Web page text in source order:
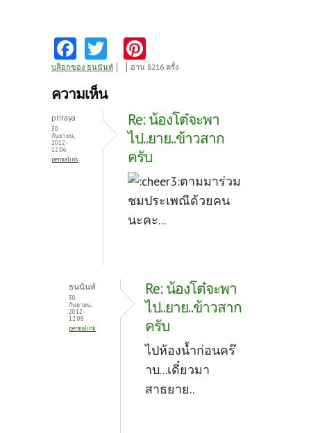
Fa
ce
b
k
w
itt
nt
es
t
บล็อกของ ธนนันท์ อ่าน 8216 ครั้ง
ความเห็น
priraya
30
กันยายน,
2012 -
12:06
permalink
Re: น้องโต๋จะพา
ไป..ยาย..ข้าวสาก
ครับ
ตามมาร่วม
ชมประเพณีด้วยคน
นะคะ...
ธนนันท์
30
กันยายน,
2012 -
12:08
permalink
Re: น้องโต๋จะพา
ไป..ยาย..ข้าวสาก
ครับ
ไปห้องน้ำก่อนคร๊
าบ...เดี๋ยวมา
สาธยาย..